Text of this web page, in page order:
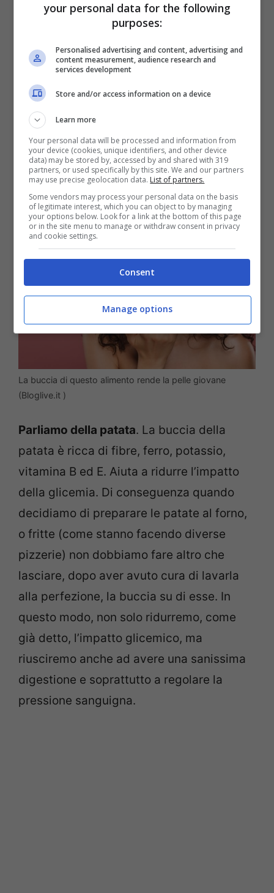
importante alleato della pelle e della sua
alimenti presenti in natura, in particolare
lunga vita e soprattutto di
ringiovanimento.
ci farà sentire ed apparire più giovani, se
mangiato con la buccia?
La buccia di questo alimento rende la pelle giovane
(Bloglive.it )
Parliamo della patata. La buccia della
patata è ricca di fibre, ferro, potassio,
vitamina B ed E. Aiuta a ridurre l’impatto
della glicemia. Di conseguenza quando
decidiamo di preparare le patate al forno,
o fritte (come stanno facendo diverse
pizzerie) non dobbiamo fare altro che
lasciare, dopo aver avuto cura di lavarla
alla perfezione, la buccia su di esse. In
questo modo, non solo ridurremo, come
già detto, l’impatto glicemico, ma
riusciremo anche ad avere una sanissima
digestione e soprattutto a regolare la
pressione sanguigna.
your personal data for the following
purposes:
Personalised advertising and content, advertising and
content measurement, audience research and
services development
Store and/or access information on a device
Learn more
Your personal data will be processed and information from
your device (cookies, unique identifiers, and other device
data) may be stored by, accessed by and shared with 319
partners, or used specifically by this site. We and our partners
may use precise geolocation data. List of partners.
Some vendors may process your personal data on the basis
of legitimate interest, which you can object to by managing
your options below. Look for a link at the bottom of this page
or in the site menu to manage or withdraw consent in privacy
and cookie settings.
Consent
Manage options